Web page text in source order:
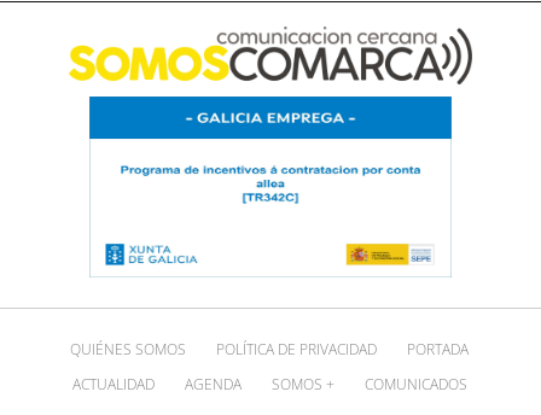
QUIÉNES SOMOS POLÍTICA DE PRIVACIDAD
PORTADA
ACTUALIDAD
AGENDA SOMOS + COMUNICADOS